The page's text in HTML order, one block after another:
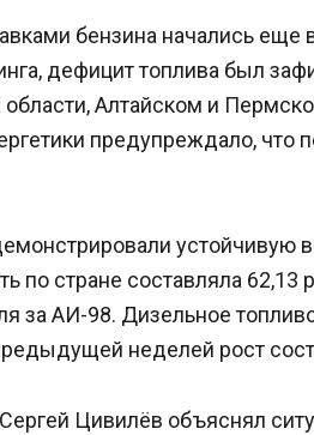
бензина начались еще
дефицит топлива был
Алтайском и
предупреждало, что
устойчивую
по стране составляла 62,13
за АИ-98. Дизельное
неделей рост
Цивилёв объяснял